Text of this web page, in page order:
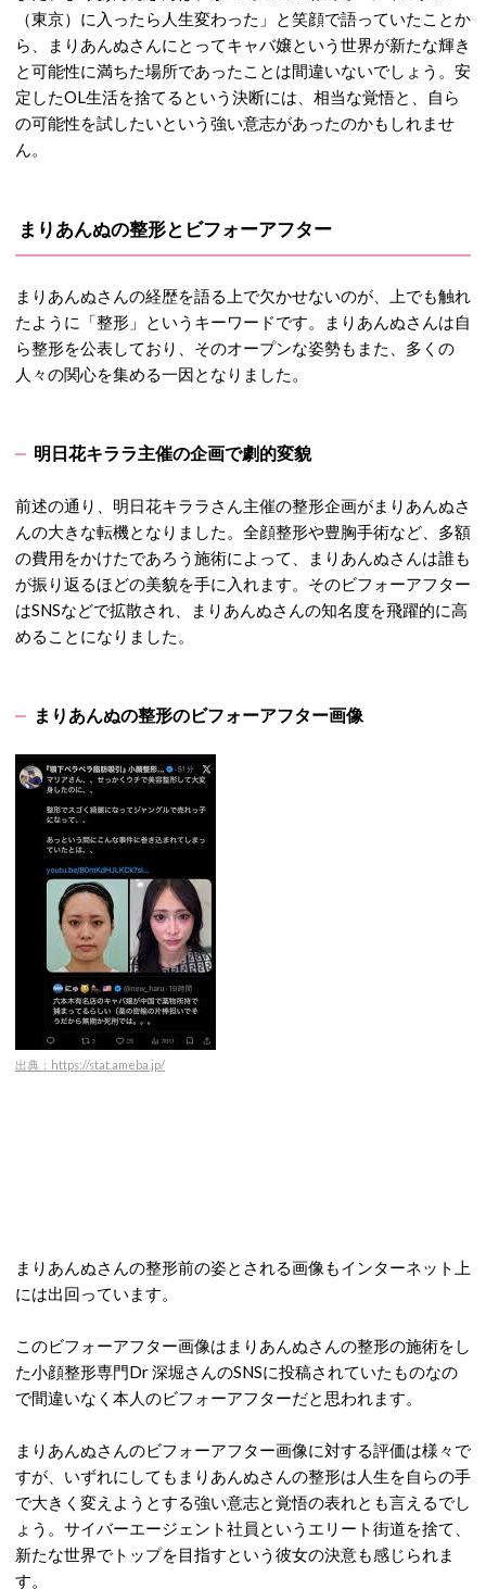
（東京）に入ったら人生変わった」と笑顔で語っていたことか
ら、まりあんぬさんにとってキャバ嬢という世界が新たな輝き
と可能性に満ちた場所であったことは間違いないでしょう。 安
定したOL生活を捨てるという決断には、相当な覚悟と、自ら
の可能性を試したいという強い意志があったのかもしれませ
ん。
まりあんぬの整形とビフォーアフター
まりあんぬさんの経歴を語る上で欠かせないのが、上でも触れ
たように「整形」というキーワードです。まりあんぬさんは自
ら整形を公表しており、そのオープンな姿勢もまた、多くの
人々の関心を集める一因となりました。
明日花キララ主催の企画で劇的変貌
前述の通り、明日花キララさん主催の整形企画がまりあんぬさ
んの大きな転機となりました。 全顔整形や豊胸手術など、多額
の費用をかけたであろう施術によって、まりあんぬさんは誰も
が振り返るほどの美貌を手に入れます。 そのビフォーアフター
はSNSなどで拡散され、まりあんぬさんの知名度を飛躍的に高
めることになりました。
まりあんぬの整形のビフォーアフター画像
出典：https://stat.ameba.jp/
まりあんぬさんの整形前の姿とされる画像もインターネット上
には出回っています。
このビフォーアフター画像はまりあんぬさんの整形の施術をし
た小顔整形専門Dr 深堀さんのSNSに投稿されていたものなの
で間違いなく本人のビフォーアフターだと思われます。
まりあんぬさんのビフォーアフター画像に対する評価は様々で
すが、いずれにしてもまりあんぬさんの整形は人生を自らの手
で大きく変えようとする強い意志と覚悟の表れとも言えるでし
ょう。サイバーエージェント社員というエリート街道を捨て、
新たな世界でトップを目指すという彼女の決意も感じられま
す。